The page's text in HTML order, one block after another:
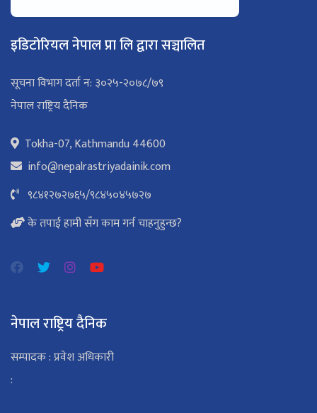
इडिटोरियल नेपाल प्रा लि द्वारा सञ्चालित
सूचना विभाग दर्ता न: ३०२५-२०७८/७९
नेपाल राष्ट्रिय दैनिक
Tokha-07, Kathmandu 44600
info@nepalrastriyadainik.com
९८४१२७२७६५/९८४५०४५७२७
के तपाई हामी सँग काम गर्न चाहनुहुन्छ?
नेपाल राष्ट्रिय दैनिक
सम्पादक : प्रवेश अधिकारी
: